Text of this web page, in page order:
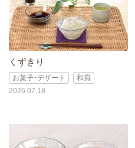
くずきり
お菓子・デザート
和風
2026.07.18